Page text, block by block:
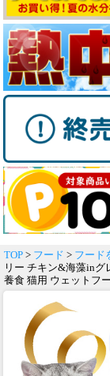
TOP > フード > フード
リー チキン&海藻inグ
養食 猫用 ウェットフ